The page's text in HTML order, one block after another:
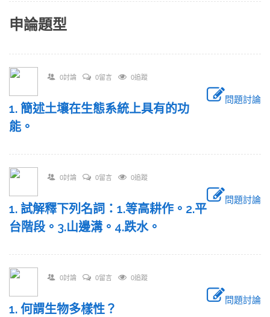
申論題型
0討論 0留言 0追蹤
問題討論
1. 簡述土壤在生態系統上具有的功
能。
0討論 0留言 0追蹤
問題討論
1. 試解釋下列名詞：1.等高耕作。2.平
台階段。3.山邊溝。4.跌水。
0討論 0留言 0追蹤
問題討論
1. 何謂生物多樣性？